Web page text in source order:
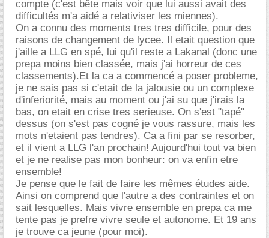
compte (c'est bête mais voir que lui aussi avait des
difficultés m'a aidé a relativiser les miennes).
On a connu des moments tres tres difficile, pour des
raisons de changement de lycee. Il etait question que
j'aille a LLG en spé, lui qu'il reste a Lakanal (donc une
prepa moins bien classée, mais j'ai horreur de ces
classements).Et la ca a commencé a poser probleme,
je ne sais pas si c'etait de la jalousie ou un complexe
d'inferiorité, mais au moment ou j'ai su que j'irais la
bas, on etait en crise tres serieuse. On s'est "tapé"
dessus (on s'est pas cogné je vous rassure, mais les
mots n'etaient pas tendres). Ca a fini par se resorber,
et il vient a LLG l'an prochain! Aujourd'hui tout va bien
et je ne realise pas mon bonheur: on va enfin etre
ensemble!
Je pense que le fait de faire les mêmes études aide.
Ainsi on comprend que l'autre a des contraintes et on
sait lesquelles. Mais vivre ensemble en prepa ca me
tente pas je prefre vivre seule et autonome. Et 19 ans
je trouve ca jeune (pour moi).